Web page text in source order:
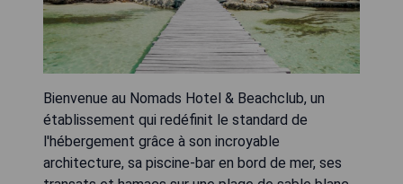
Bienvenue au Nomads Hotel & Beachclub, un
établissement qui redéfinit le standard de
l'hébergement grâce à son incroyable
architecture, sa piscine-bar en bord de mer, ses